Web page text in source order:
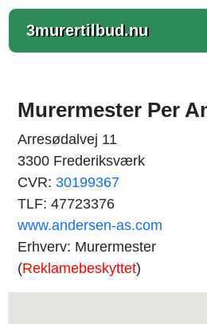
3murertilbud.nu
Murermester Per
Arresødalvej 11
3300 Frederiksværk
CVR: 30199367
TLF: 47723376
www.andersen-as.com
Erhverv: Murermester
(Reklamebeskyttet)